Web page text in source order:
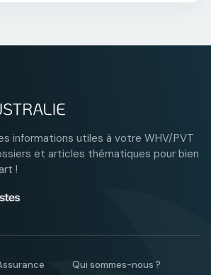
informations utiles à votre WHV/PVT
et articles thématiques pour bien
!
Qui sommes-nous ?